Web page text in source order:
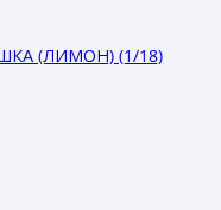
(ЛИМОН) (1/18)